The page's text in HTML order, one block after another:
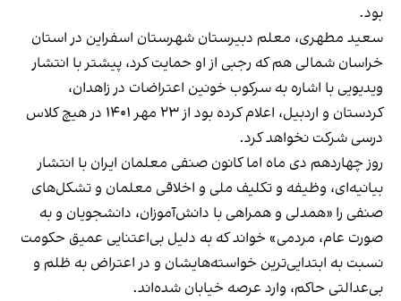
بود.
سعید مطهری، معلم دبیرستان شهرستان اسفراین در استان
خراسان شمالی هم که رجبی از او حمایت کرد، پیشتر با انتشار
ویدیویی با اشاره به سرکوب خونین اعتراضات در زاهدان،
کردستان و اردبیل، اعلام کرده بود از ۲۳ مهر ۱۴۰۱ در هیچ کلاس
درسی شرکت نخواهد کرد.
روز چهاردهم دی ماه اما کانون صنفی معلمان ایران با انتشار
بیانیه‌ای، وظیفه و تکلیف ملی و اخلاقی معلمان و تشکل‌های
صنفی را «همدلی و همراهی با دانش‌آموزان، دانشجویان و به
صورت عام، مردمی» خواند که به دلیل بی‌اعتنایی عمیق حکومت
نسبت به ابتدایی‌ترین خواسته‌هایشان و در اعتراض به ظلم و
بی‌عدالتی حاکم، وارد عرصه خیابان شده‌اند.